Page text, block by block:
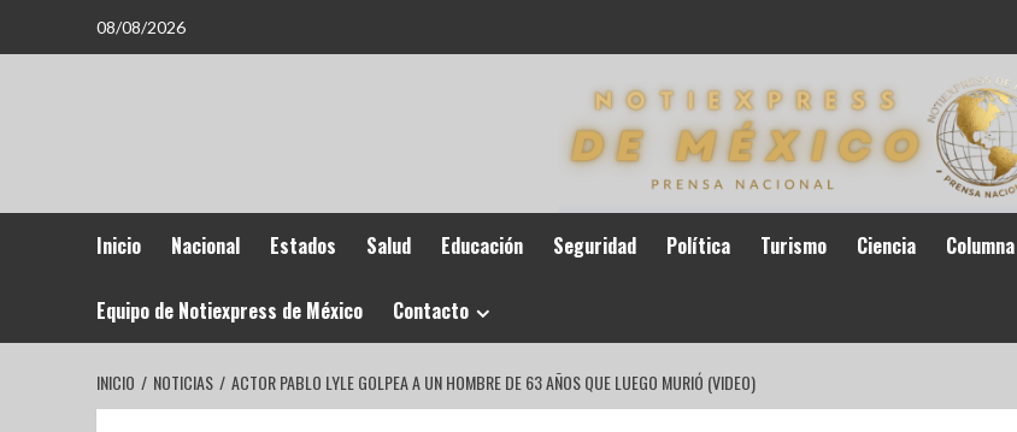
08/08/2026
Inicio Nacional Estados Salud Educación Seguridad Política Turismo Ciencia Columna
Equipo de Notiexpress de México Contacto
INICIO NOTICIAS ACTOR PABLO LYLE GOLPEA A UN HOMBRE DE 63 AÑOS QUE LUEGO MURIÓ (VIDEO)